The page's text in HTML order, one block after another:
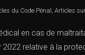
du Code Pénal , Articles
en cas de
2022 relative à la